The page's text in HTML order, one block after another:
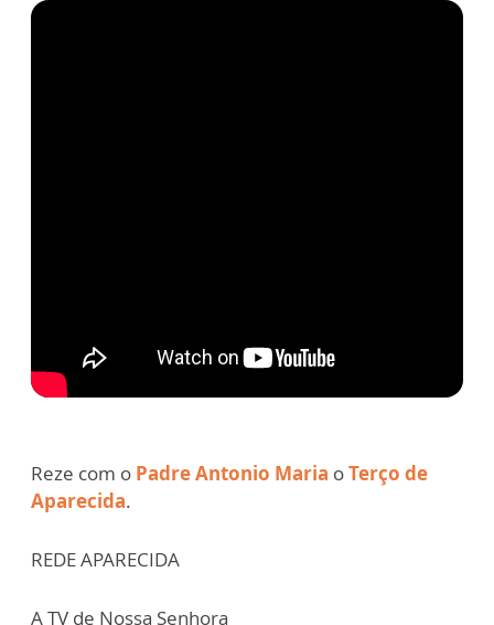
Reze com o Padre Antonio Maria oTerço de
Aparecida.
REDE APARECIDA
A TV de Nossa Senhora